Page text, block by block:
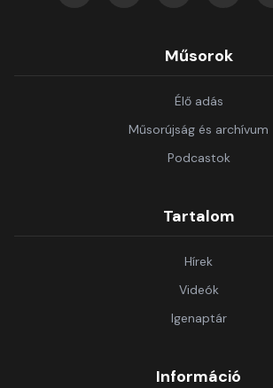
Műsorok
Élő adás
Műsorújság és archívum
Podcastok
Tartalom
Hírek
Videók
Igenaptár
Információ